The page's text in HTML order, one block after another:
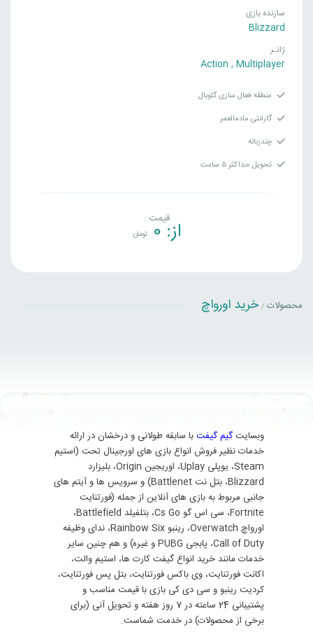
سازنده بازی
Blizzard
ژانـر
Action , Multiplayer
منطقه فعال سازی گلوبال
گارانتی مادمالعمر
چندزبانه
تحویل حداکثر ۵ ساعت
قیمت :از:0 تومان
محصولات / خرید اورواچ
وبسایت گیم گیفتبا سابقه طولانی و درخشان در ارائه
خدمات نظیر فروش انواع بازی های اورجینال تحت (استیم
Steam، یوپلی Uplay، اوریجین Origin، بلیزارد
Blizzard، بتل نت Battlenet) و سرویس ها و آیتم های
جانبی مربوط به بازی های آنلاین از جمله (فورتنایت
Fortnite، سی اس گو Cs Go، بتلفیلد Battlefield،
اورواچ Overwatch، رینبو Rainbow Six، ندای وظیفه
Call of Duty، پابجی PUBG و غیره) و هم چنین سایر
خدمات مانند خرید انواع گیفت کارت ها، استیم والت،
اکانت فورتنایت، وی باکس فورتنایت، بتل پس فورتنایت،
کردیت رینبو و سی دی کی بازی با قیمت مناسب و
پشتیبانی 24 ساعته در 7 روز هفته و تحویل آنی (برای
برخی از محصولات) در خدمت شماست.